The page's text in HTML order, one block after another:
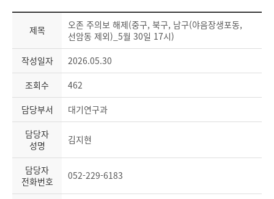
제목
오존 주의보 해제(중구, 북구, 남구(야음장생포동,
선암동 제외)_5월 30일 17시)
작성일자
2026.05.30
조회수
462
담당부서
대기연구과
담당자
성명
김지현
담당자
전화번호
052-229-6183